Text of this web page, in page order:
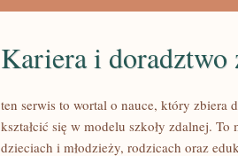
Kariera i doradztwo
ten serwis to wortal o nauce, który zbiera
kształcić się w modelu szkoły zdalnej.
dzieciach i młodzieży, rodzicach oraz